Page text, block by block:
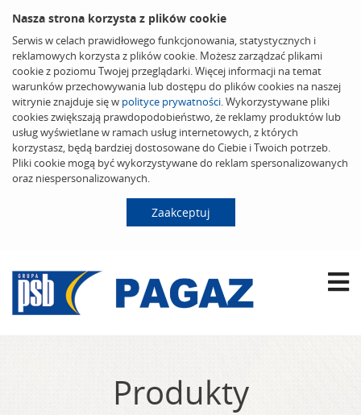
Nasza strona korzysta z plików cookie
Serwis w celach prawidłowego funkcjonowania, statystycznych i
reklamowych korzysta z plików cookie. Możesz zarządzać plikami
cookie z poziomu Twojej przeglądarki. Więcej informacji na temat
warunków przechowywania lub dostępu do plików cookies na naszej
witrynie znajduje się w polityce prywatności. Wykorzystywane pliki
cookies zwiększają prawdopodobieństwo, że reklamy produktów lub
usług wyświetlane w ramach usług internetowych, z których
korzystasz, będą bardziej dostosowane do Ciebie i Twoich potrzeb.
Pliki cookie mogą być wykorzystywane do reklam spersonalizowanych
oraz niespersonalizowanych.
Zaakceptuj
Produkty